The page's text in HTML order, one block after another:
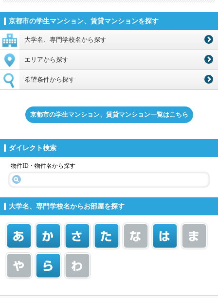
京都市の学生マンション、賃貸マンションを探す
大学名、専門学校名から探す
エリアから探す
希望条件から探す
京都市の学生マンション、賃貸マンション一覧はこちら
ダイレクト検索
物件ID・物件名から探す
大学名、専門学校名からお部屋を探す